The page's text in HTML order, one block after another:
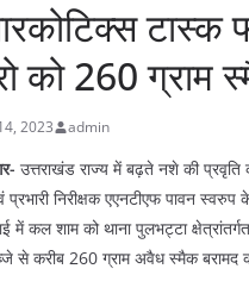
टास्क
को 260 ग्राम
2023 admin
उत्तराखंड राज्य में बढ़ते नशे की
प्रभारी निरीक्षक एएनटीएफ पावन
में कल शाम को थाना पुलभट्टा
से करीब 260 ग्राम अवैध स्मैक बरामद